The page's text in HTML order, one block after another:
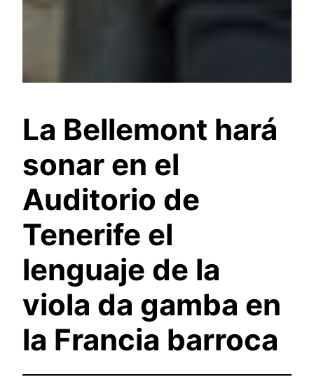
La Bellemont hará
sonar en el
Auditorio de
Tenerife el
lenguaje de la
viola da gamba en
la Francia barroca